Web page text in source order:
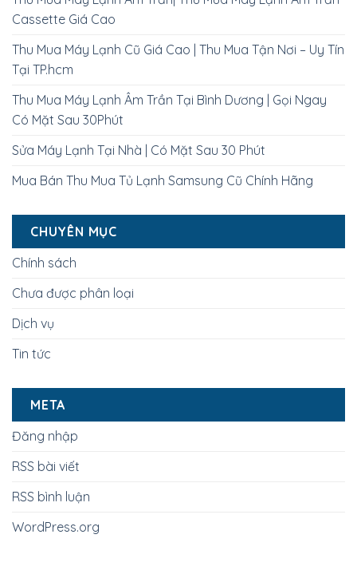
Cassette Giá Cao
Thu Mua Máy Lạnh Cũ Giá Cao | Thu Mua Tận Nơi – Uy Tín
Tại TP.hcm
Thu Mua Máy Lạnh Âm Trần Tại Bình Dương | Gọi Ngay
Có Mặt Sau 30Phút
Sửa Máy Lạnh Tại Nhà | Có Mặt Sau 30 Phút
Mua Bán Thu Mua Tủ Lạnh Samsung Cũ Chính Hãng
CHUYÊN MỤC
Chính sách
Chưa được phân loại
Dịch vụ
Tin tức
META
Đăng nhập
RSS bài viết
RSS bình luận
WordPress.org